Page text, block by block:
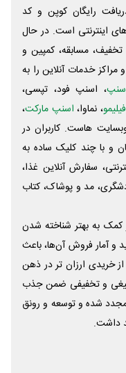
رایگان کوپن و کد
اینترنتی است. در حال
مسابقه، کمپین و
خدمات آنلاین را به
، اسنپ فود، تپسی،
، نماوا، اسنپ مارکت،
‌هاست. کاربران در
و با چند کلیک ساده به
سفارش آنلاین غذا،
مد و پوشاک، کتاب
کمک به بهتر شناخته شدن
و آمار فروش آن‌ها، باعث
خریدی ارزان تر در ذهن
و تخفیفی ضمن جذب
شده و توسعه و رونق
داشت.